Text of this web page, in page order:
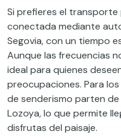
Si prefieres el transporte
conectada mediante
Segovia, con un tiempo
Aunque las frecuencias
ideal para quienes
preocupaciones. Para
de senderismo parten
Lozoya, lo que permite
disfrutas del paisaje.